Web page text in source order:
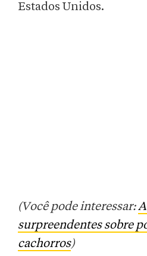
Estados Unidos.
(Você pode interessar:
surpreendentes sobre
cachorros)